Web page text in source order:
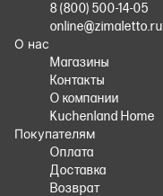
8 (800) 500-14-05
online@zimaletto.ru
О нас
Магазины
Контакты
О компании
Kuchenland Home
Покупателям
Оплата
Доставка
Возврат